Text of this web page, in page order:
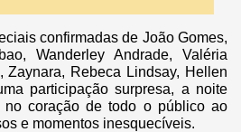
confirmadas de João Gomes,
Wanderley Andrade, Valéria
Zaynara, Rebeca Lindsay, Hellen
participação surpresa, a noite
no coração de todo o público ao
e momentos inesquecíveis.